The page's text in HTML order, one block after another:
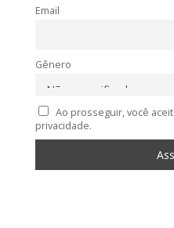
Email
Gênero
Ao prosseguir, você
privacidade.